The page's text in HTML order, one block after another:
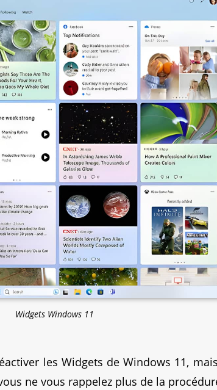
Widgets Windows 11
les Widgets de Windows 11,
ne vous rappelez plus de la